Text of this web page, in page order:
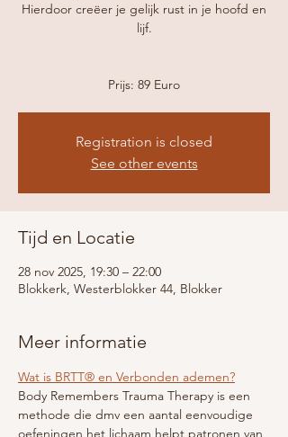
Hierdoor creëer je gelijk rust in je hoofd en
lijf.
Registration is closed
See other events
Tijd en Locatie
28 nov 2025, 19:30 – 22:00
Blokkerk, Westerblokker 44, Blokker
Meer informatie
Wat is BRTT® en Verbonden ademen?
Body Remembers Trauma Therapy is een
methode die dmv een aantal eenvoudige
oefeningen het lichaam helpt patronen van